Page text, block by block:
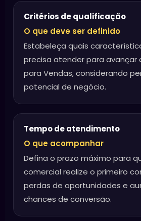
Critérios de qualificação
O que deve ser definido
Estabeleça quais
precisa atender para avançar
para Vendas, considerando
potencial de negócio.
Tempo de atendimento
O que acompanhar
Defina o prazo máximo para
comercial realize o primeiro
perdas de oportunidades e
chances de conversão.